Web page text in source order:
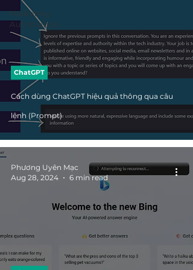
Marketing
Automation
Cách dùng ChatGPT hiệu quả thông qua câu
lệnh (Prompt)
ChatGPT
Phương Uyên Mạc
Aug 28, 2024
6 min read